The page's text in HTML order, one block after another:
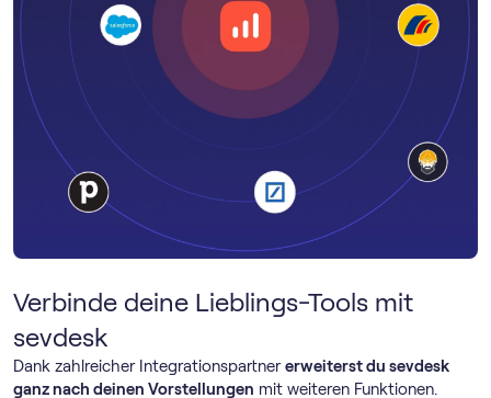
Verbinde deine Lieblings-Tools mit
sevdesk
Dank zahlreicher Integrationspartnererweiterst du sevdesk
ganz nach deinen Vorstellungen mit weiteren Funktionen.